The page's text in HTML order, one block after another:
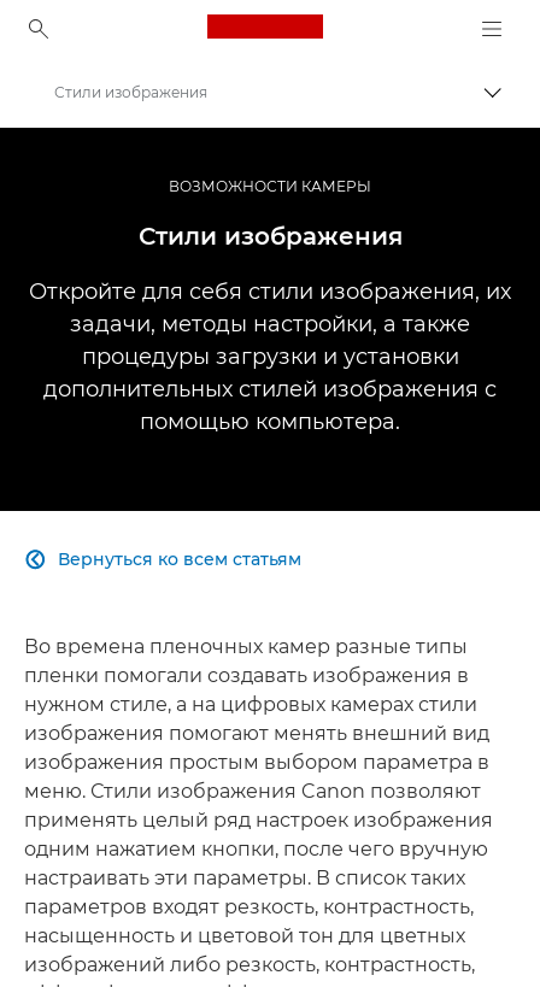
Canon Logo, back to
Профессиональная фото- и видеосъемка
Информационный банк: информационный ресурс для фотографов
Стили изображения
ВОЗМОЖНОСТИ КАМЕРЫ
Стили изображения
Откройте для себя стили изображения, их
задачи, методы настройки, а также
процедуры загрузки и установки
дополнительных стилей изображения с
помощью компьютера.
Вернуться ко всем статьям

Во времена пленочных камер разные типы
пленки помогали создавать изображения в
нужном стиле, а на цифровых камерах стили
изображения помогают менять внешний вид
изображения простым выбором параметра в
меню. Стили изображения Canon позволяют
применять целый ряд настроек изображения
одним нажатием кнопки, после чего вручную
настраивать эти параметры. В список таких
параметров входят резкость, контрастность,
насыщенность и цветовой тон для цветных
изображений либо резкость, контрастность,